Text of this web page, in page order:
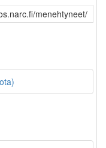
menehtyneet/